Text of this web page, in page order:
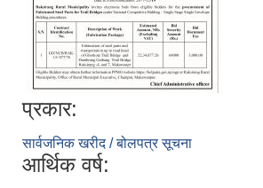
प्रकार:
सार्वजनिक खरीद / बोलपत्र सूचना
आर्थिक वर्ष: